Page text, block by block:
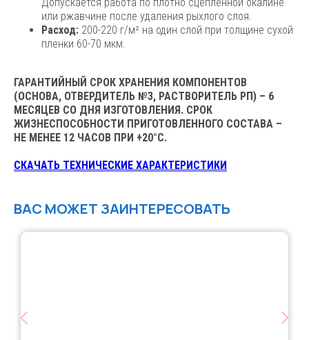
или ржавчине после удаления рыхлого слоя.
Расход: 200-220 г/м² на один слой при толщине сухой
пленки 60-70 мкм.
ГАРАНТИЙНЫЙ СРОК ХРАНЕНИЯ КОМПОНЕНТОВ
(ОСНОВА, ОТВЕРДИТЕЛЬ №3, РАСТВОРИТЕЛЬ РП) – 6
МЕСЯЦЕВ СО ДНЯ ИЗГОТОВЛЕНИЯ. СРОК
ЖИЗНЕСПОСОБНОСТИ ПРИГОТОВЛЕННОГО СОСТАВА –
НЕ МЕНЕЕ 12 ЧАСОВ ПРИ +20°C.
СКАЧАТЬ ТЕХНИЧЕСКИЕ ХАРАКТЕРИСТИКИ
ВАС МОЖЕТ ЗАИНТЕРЕСОВАТЬ